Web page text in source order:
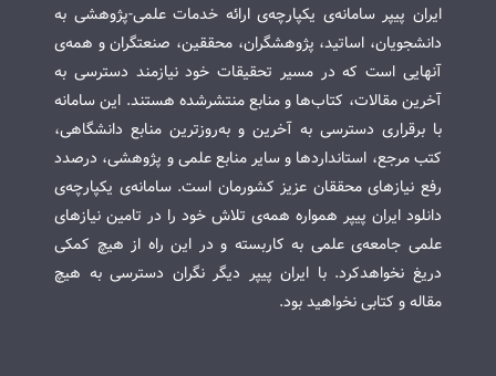
ایران پیپر سامانه‌ی یکپارچه‌ی ارائه خدمات علمی-پژوهشی به
دانشجویان، اساتید، پژوهشگران، محققین، صنعتگران و همه‌ی
آنهایی است که در مسیر تحقیقات خود نیازمند دسترسی به
آخرین مقالات، کتاب‌ها و منابع منتشرشده هستند. این سامانه
با برقراری دسترسی به آخرین و به‌روزترین منابع دانشگاهی،
کتب مرجع، استانداردها و سایر منابع علمی و پژوهشی، درصدد
رفع نیازهای محققان عزیز کشورمان است. سامانه‌ی یکپارچه‌ی
دانلود ایران پیپر همواره همه‌ی تلاش خود را در تامین نیازهای
علمی جامعه‌ی علمی به کاربسته و در این راه از هیچ کمکی
دریغ نخواهدکرد. با ایران پیپر دیگر نگران دسترسی به هیچ
مقاله و کتابی نخواهید بود.